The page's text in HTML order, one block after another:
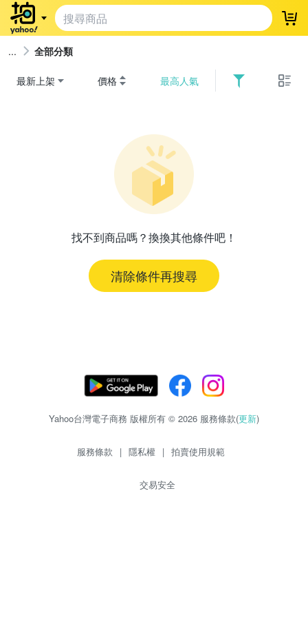
登
全部分類
最新上架 價格 最高人氣
找不到商品嗎？換換其他條件吧！
清除條件再搜尋
Yahoo台灣電子商務 版權所有 © 2026 服務條款(更新)
服務條款 | 隱私權 | 拍賣使用規範
交易安全